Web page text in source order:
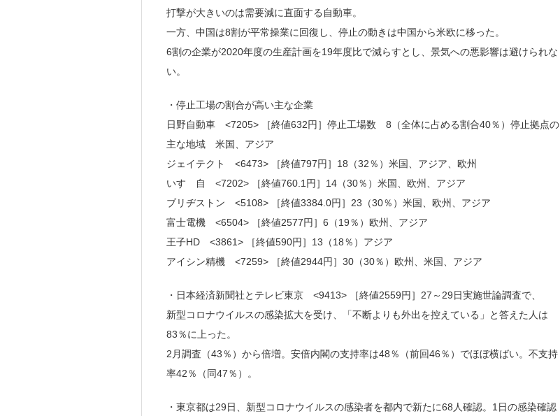
打撃が大きいのは需要減に直面する自動車。
一方、中国は8割が平常操業に回復し、停止の動きは中国から米欧に移った。
6割の企業が2020年度の生産計画を19年度比で減らすとし、景気への悪影響は避けられな
い。
・停止工場の割合が高い主な企業
日野自動車 <7205> ［終値632円］停止工場数 8（全体に占める割合40％）停止拠点の
主な地域 米国、アジア
ジェイテクト <6473> ［終値797円］18（32％）米国、アジア、欧州
いすゞ自 <7202> ［終値760.1円］14（30％）米国、欧州、アジア
ブリヂストン <5108> ［終値3384.0円］23（30％）米国、欧州、アジア
富士電機 <6504> ［終値2577円］6（19％）欧州、アジア
王子HD <3861> ［終値590円］13（18％）アジア
アイシン精機 <7259> ［終値2944円］30（30％）欧州、米国、アジア
・日本経済新聞社とテレビ東京 <9413> ［終値2559円］27～29日実施世論調査で、
新型コロナウイルスの感染拡大を受け、「不断よりも外出を控えている」と答えた人は
83％に上った。
2月調査（43％）から倍増。安倍内閣の支持率は48％（前回46％）でほぼ横ばい。不支持
率42％（同47％）。
・東京都は29日、新型コロナウイルスの感染者を都内で新たに68人確認。1日の感染確認